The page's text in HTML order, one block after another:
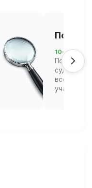
Подача
10–21 день
Подаём
суд и
всех